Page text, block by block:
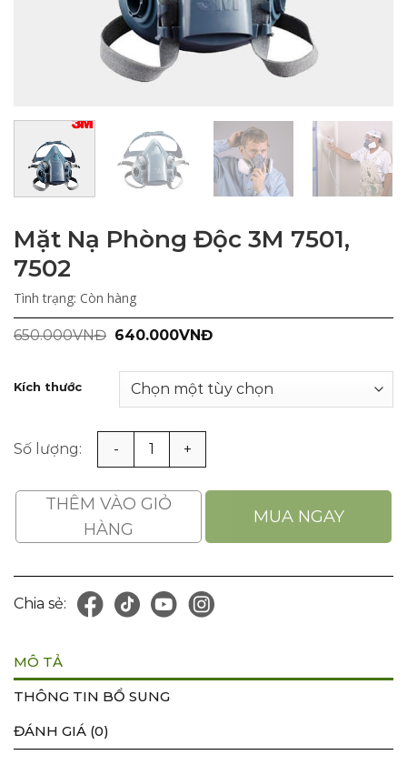
Mặt Nạ Phòng Độc 3M 7501,
7502
Tình trạng: Còn hàng
650.000VNĐ Giá
650.000VNĐ.
640.000VNĐGiá
là:
640.000VNĐ.
Kích thước
Mặt Nạ Phòng Độc 3M 7501, 7502 số lượng
THÊM VÀO GIỎ
HÀNG
MUA NGAY
Chia sẻ:
MÔ TẢ
THÔNG TIN BỔ SUNG
ĐÁNH GIÁ (0)